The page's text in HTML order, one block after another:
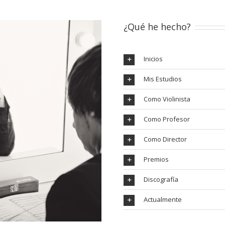
¿Qué he hecho?
Inicios
Mis Estudios
Como Violinista
Como Profesor
Como Director
Premios
Discografía
Actualmente